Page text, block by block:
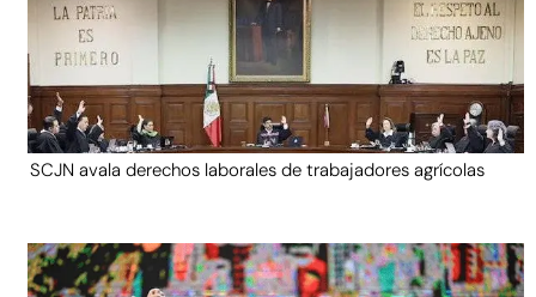
SCJN avala derechos laborales de trabajadores agrícolas